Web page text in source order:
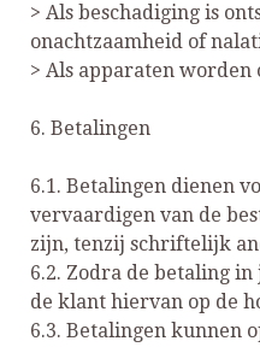
> Als beschadiging is
onachtzaamheid of
> Als apparaten worden
6. Betalingen
6.1. Betalingen dienen
vervaardigen van de
zijn, tenzij schriftelijk
6.2. Zodra de betaling
de klant hiervan op de
6.3. Betalingen kunnen